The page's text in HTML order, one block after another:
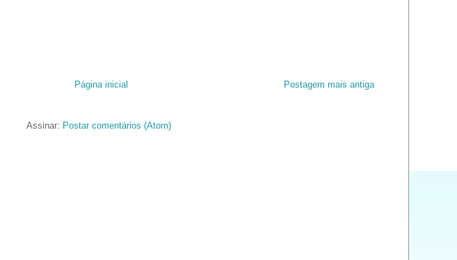
Postagem mais antiga
Página inicial
Assinar: Postar comentários (Atom)